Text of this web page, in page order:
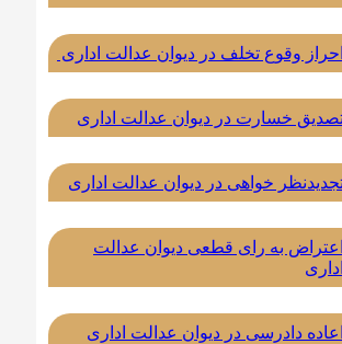
احراز وقوع تخلف در دیوان عدالت اداری
خسارت در دیوان عدالت اداری
خواهی در دیوان عدالت اداری
اعتراض به رای قطعی دیوان عدالت
اداری
اعاده دادرسی در دیوان عدالت اداری